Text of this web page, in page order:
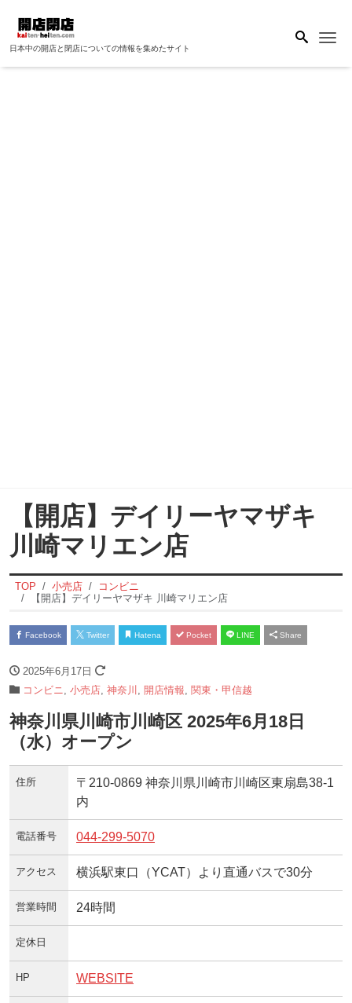
日本中の開店と閉店についての情報を集めたサイト
【開店】デイリーヤマザキ
川崎マリエン店
TOP 小売店
コンビニ
【開店】デイリーヤマザキ 川崎マリエン店
Facebook Twitter Hatena Pocket LINE Share
2025年6月17日
コンビニ
小売店 神奈川 開店情報 関東・甲信越
神奈川県川崎市川崎区 2025年6月18日
（水）オープン
住所
〒210-0869 神奈川県川崎市川崎区東扇島38-1
内
電話番号 044-299-5070
アクセス 横浜駅東口（YCAT）より直通バスで30分
営業時間 24時間
定休日
HP WEBSITE